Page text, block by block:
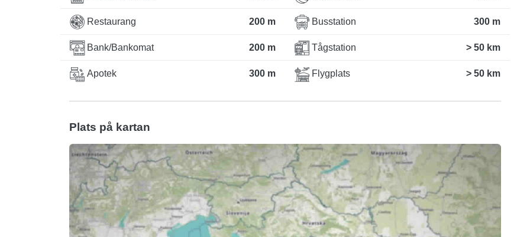
Restaurang 200 m
Bank/Bankomat 200 m
Apotek 300 m
Busstation 300 m
Tågstation > 50 km
Flygplats > 50 km
Plats på kartan